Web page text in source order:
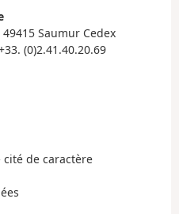
Saumur Cedex
(0)2.41.40.20.69
de caractère